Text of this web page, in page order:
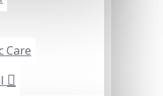
Care